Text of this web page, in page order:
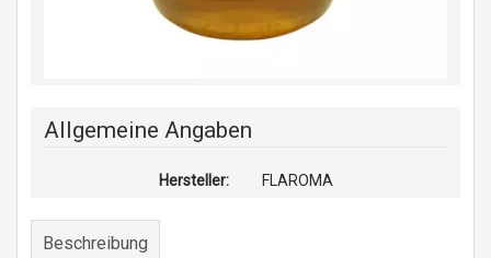
Allgemeine Angaben
Hersteller: FLAROMA
Beschreibung